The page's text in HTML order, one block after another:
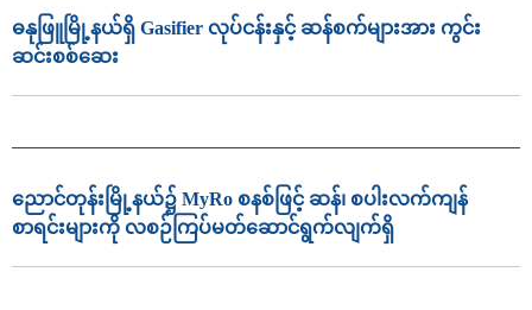
ဓနုဖြူမြို့နယ်ရှိ Gasifier လုပ်ငန်းနှင့် ဆန်စက်များအား ကွင်း
ဆင်းစစ်ဆေး
ညောင်တုန်းမြို့နယ်၌ MyRo စနစ်ဖြင့် ဆန်၊ စပါးလက်ကျန်
စာရင်းများကို လစဉ်ကြပ်မတ်ဆောင်ရွက်လျက်ရှိ